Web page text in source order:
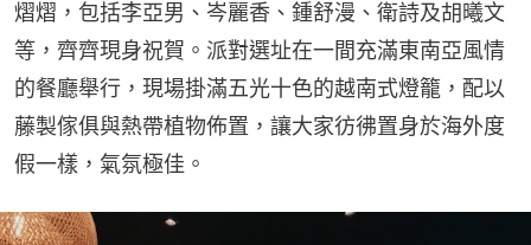
熠熠，包括李亞男、岑麗香、鍾舒漫、衛詩及胡曦文
等，齊齊現身祝賀。派對選址在一間充滿東南亞風情
的餐廳舉行，現場掛滿五光十色的越南式燈籠，配以
藤製傢俱與熱帶植物佈置，讓大家彷彿置身於海外度
假一樣，氣氛極佳。